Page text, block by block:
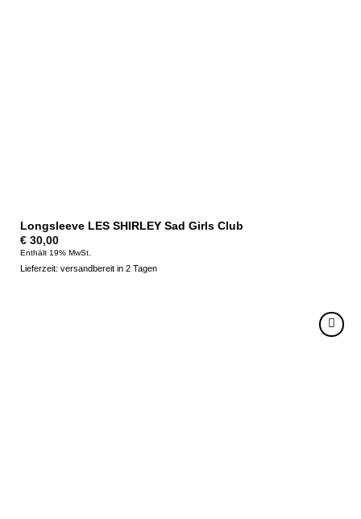
Longsleeve LES SHIRLEY Sad Girls Club
€30,00
Enthält 19% MwSt.
Lieferzeit: versandbereit in 2 Tagen